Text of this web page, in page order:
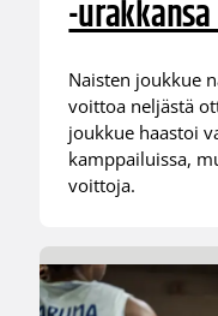
-
Naisten joukkue
voittoa neljästä
joukkue haastoi
kamppailuissa,
voittoja.